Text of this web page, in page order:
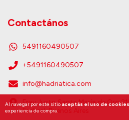
Al navegar por este sitio aceptás el uso de cookies
experiencia de compra.
Contactános
5491160490507
+5491160490507
info@hadriatica.com
Fray Justo Santa María de Oro
Federal. Buenos Aires